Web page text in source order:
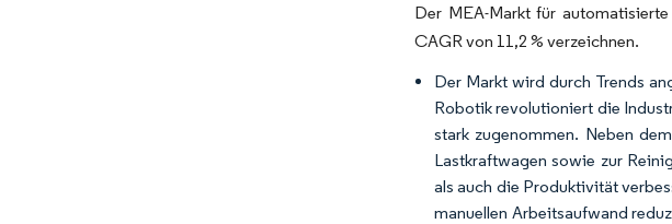
Der MEA-Markt für
CAGR von 11,2 % verzeichnen.
Der Markt wird durch Trends
Robotik revolutioniert die
stark zugenommen. Neben
Lastkraftwagen sowie zur
als auch die Produktivität
manuellen Arbeitsaufwand